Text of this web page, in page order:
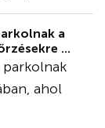
a
...
ahol